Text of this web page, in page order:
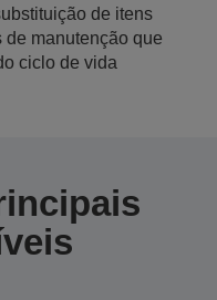
de itens
manutenção que
ciclo de vida